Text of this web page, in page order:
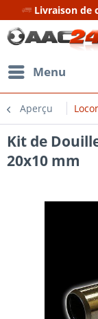
Livraison de
Menu
Aperçu
Kit de
20x10 mm